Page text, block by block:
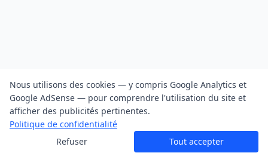
Nous utilisons des cookies — y compris Google Analytics et
Google AdSense — pour comprendre l'utilisation du site et
afficher des publicités pertinentes.
Politique de confidentialité
Refuser
Tout accepter